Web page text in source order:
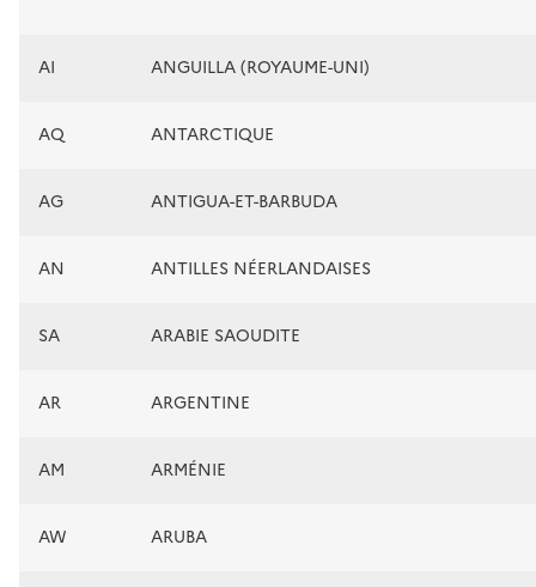
AI ANGUILLA (ROYAUME-UNI)
AQ ANTARCTIQUE
AG ANTIGUA-ET-BARBUDA
AN ANTILLES NÉERLANDAISES
SA ARABIE SAOUDITE
AR ARGENTINE
AM ARMÉNIE
AW ARUBA